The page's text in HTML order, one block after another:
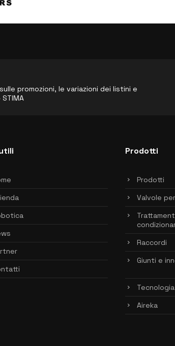
promozioni, le variazioni dei listini e
Prodotti
Prodotti
Valvole
Raccordi
Giunti e
Aireka